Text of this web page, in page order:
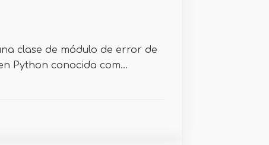
clase de módulo de error de
Python conocida com...